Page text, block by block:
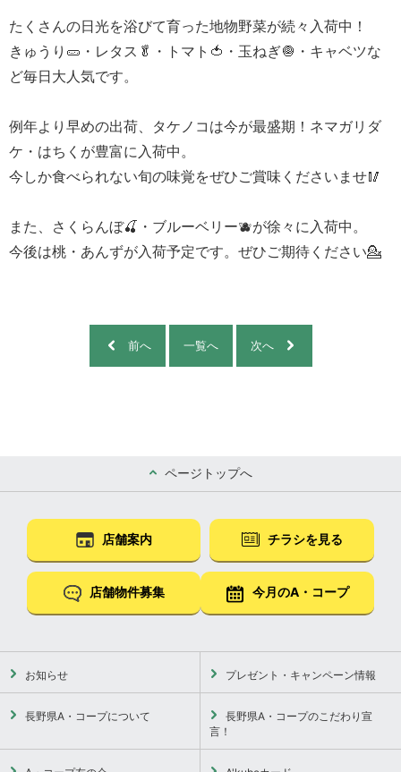
たくさんの日光を浴びて育った地物野菜が続々入荷中！
きゅうり🥒・レタス🥬・トマト🍅・玉ねぎ🧅・キャベツな
ど毎日大人気です。
例年より早めの出荷、タケノコは今が最盛期！ネマガリダ
ケ・はちくが豊富に入荷中。
今しか食べられない旬の味覚をぜひご賞味くださいませ🥢
また、さくらんぼ🍒・ブルーベリー🫐が徐々に入荷中。
今後は桃・あんずが入荷予定です。ぜひご期待ください💁
前へ 一覧へ 次へ
ページトップへ
店舗案内 チラシを見る
店舗物件募集 今月のA・コープ
お知らせ プレゼント・キャンペーン情報
長野県A・コープについて
長野県A・コープのこだわり宣
言！